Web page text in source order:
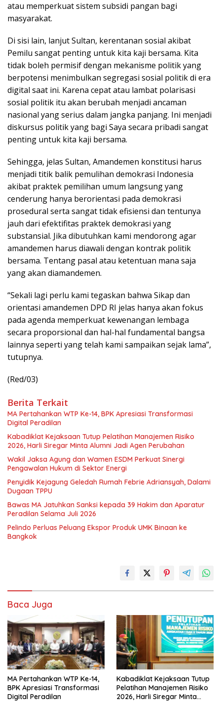
atau memperkuat sistem subsidi pangan bagi
masyarakat.
Di sisi lain, lanjut Sultan, kerentanan sosial akibat
Pemilu sangat penting untuk kita kaji bersama. Kita
tidak boleh permisif dengan mekanisme politik yang
berpotensi menimbulkan segregasi sosial politik di era
digital saat ini. Karena cepat atau lambat polarisasi
sosial politik itu akan berubah menjadi ancaman
nasional yang serius dalam jangka panjang. Ini menjadi
diskursus politik yang bagi Saya secara pribadi sangat
penting untuk kita kaji bersama.
Sehingga, jelas Sultan, Amandemen konstitusi harus
menjadi titik balik pemulihan demokrasi Indonesia
akibat praktek pemilihan umum langsung yang
cenderung hanya berorientasi pada demokrasi
prosedural serta sangat tidak efisiensi dan tentunya
jauh dari efektifitas praktek demokrasi yang
substansial. Jika dibutuhkan kami mendorong agar
amandemen harus diawali dengan kontrak politik
bersama. Tentang pasal atau ketentuan mana saja
yang akan diamandemen.
“Sekali lagi perlu kami tegaskan bahwa Sikap dan
orientasi amandemen DPD RI jelas hanya akan fokus
pada agenda memperkuat kewenangan lembaga
secara proporsional dan hal-hal fundamental bangsa
lainnya seperti yang telah kami sampaikan sejak lama”,
tutupnya.
(Red/03)
Berita Terkait
MA Pertahankan WTP Ke-14, BPK Apresiasi Transformasi
Digital Peradilan
Kabadiklat Kejaksaan Tutup Pelatihan Manajemen Risiko
2026, Harli Siregar Minta Alumni Jadi Agen Perubahan
Wakil Jaksa Agung dan Wamen ESDM Perkuat Sinergi
Pengawalan Hukum di Sektor Energi
Penyidik Kejagung Geledah Rumah Febrie Adriansyah, Dalami
Dugaan TPPU
Bawas MA Jatuhkan Sanksi kepada 39 Hakim dan Aparatur
Peradilan Selama Juli 2026
Pelindo Perluas Peluang Ekspor Produk UMK Binaan ke
Bangkok
Baca Juga
MA Pertahankan WTP Ke-14,
BPK Apresiasi Transformasi
Digital Peradilan
Kabadiklat Kejaksaan Tutup
Pelatihan Manajemen Risiko
2026, Harli Siregar Minta